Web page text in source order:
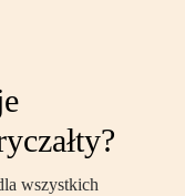
wszystkich